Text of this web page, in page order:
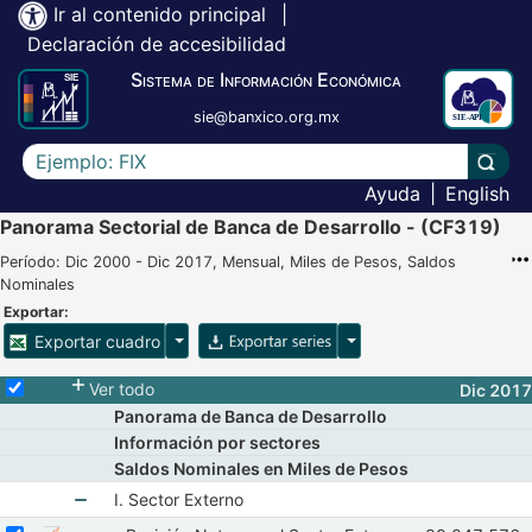
Ir al contenido principal
Declaración de accesibilidad
Sistema de Información Económica
sie@banxico.org.mx
Escriba el texto a buscar
Ayuda
English
Panorama Sectorial de Banca de Desarrollo - (CF319)
Período: Dic 2000 - Dic 2017, Mensual, Miles de Pesos, Saldos
Nominales
Exportar:
Exportar cuadro Opciones para exportar cuadroOpciones para exportar
Selecciona o desmarca todas las series
Ver todo
Dic 2017
Panorama de Banca de Desarrollo
Información por sectores
Saldos Nominales en Miles de Pesos
I. Sector Externo